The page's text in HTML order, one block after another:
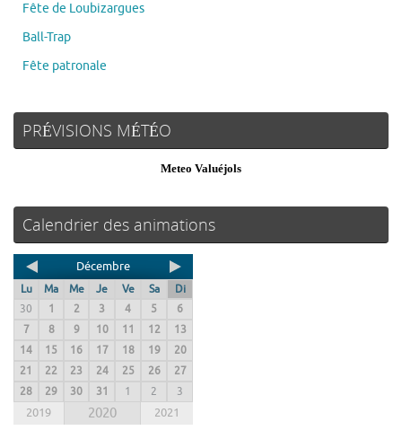
Fête de Loubizargues
Ball-Trap
Fête patronale
PRÉVISIONS MÉTÉO
Meteo Valuéjols
Calendrier des animations
Décembre
Lu Ma Me Je Ve Sa
Di
30
1 2 3 4 5
6
7
8 9 10 11 12
13
14
15 16 17 18 19
20
21
22 23 24 25 26
27
28
29 30 31 1 2 3
2019 2020 2021